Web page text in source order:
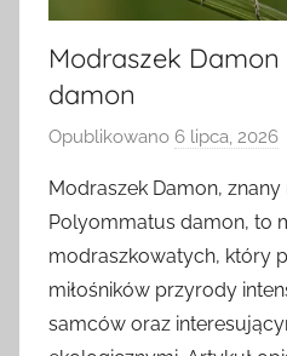
Modraszek
damon
Opublikowano 6 lipca, 2026
e
z
Modraszek Damon,
Polyommatus damon, to
modraszkowatych, który
miłośników przyrody
samców oraz